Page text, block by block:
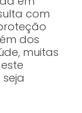
com
dos
muitas